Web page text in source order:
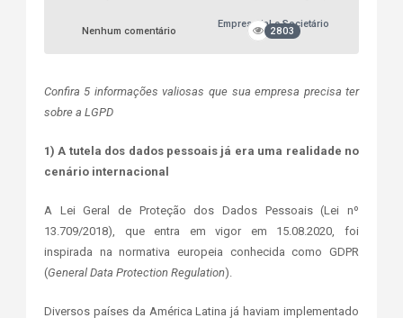
Empresarial e Societário
Nenhum comentário 2803
Confira 5 informações valiosas que sua empresa precisa ter
sobre a LGPD
1) A tutela dos dados pessoais já era uma realidade no
cenário internacional
A Lei Geral de Proteção dos Dados Pessoais (Lei nº
13.709/2018), que entra em vigor em 15.08.2020, foi
inspirada na normativa europeia conhecida como GDPR
(General Data Protection Regulation).
Diversos países da América Latina já haviam implementado